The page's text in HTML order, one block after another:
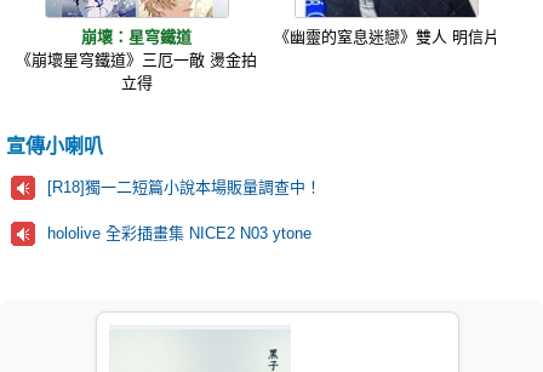
崩壞：星穹鐵道
《崩壞星穹鐵道》三厄一敵 燙金拍
立得
《幽靈的窒息迷戀》雙人 明信片
宣傳小喇叭
[R18]獨一二短篇小說本場販量調查中！
hololive 全彩插畫集 NICE2 N03 ytone